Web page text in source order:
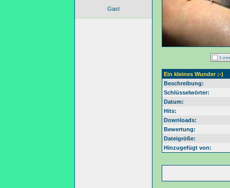
Gast
Ein kleines Wunder :-)
Beschreibung:
Schlüsselwörter:
Datum:
Hits:
Downloads:
Bewertung:
Dateigröße:
Hinzugefügt von: